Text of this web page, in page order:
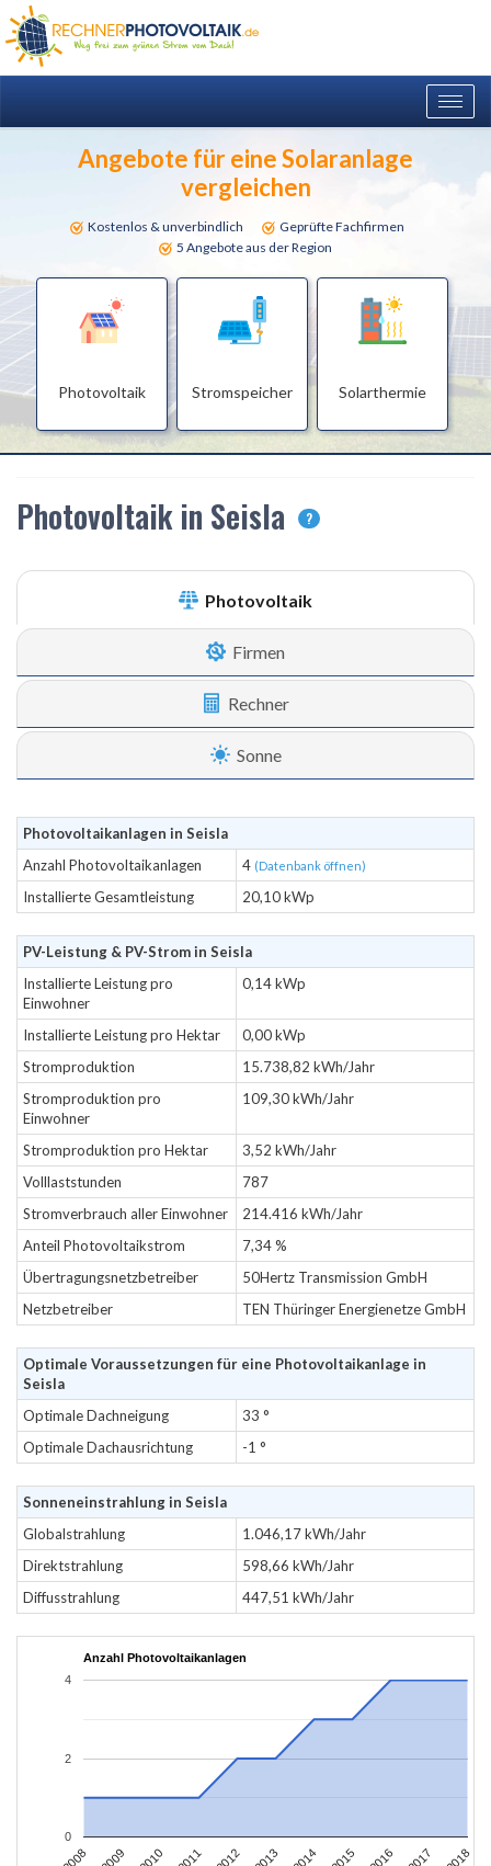
Angebote für eine Solaranlage
vergleichen
Kostenlos & unverbindlich
Geprüfte Fachfirmen
5 Angebote aus der Region
Photovoltaik Stromspeicher Solarthermie
Photovoltaik in Seisla ?
Photovoltaik
Firmen
Rechner
Sonne
Photovoltaikanlagen in Seisla
Anzahl Photovoltaikanlagen
4 (Datenbank öffnen)
Installierte Gesamtleistung 20,10 kWp
PV-Leistung & PV-Strom in Seisla
Installierte Leistung pro
Einwohner
0,14 kWp
Installierte Leistung pro Hektar
0,00 kWp
Stromproduktion
15.738,82 kWh/Jahr
Stromproduktion pro
Einwohner
109,30 kWh/Jahr
Stromproduktion pro Hektar
3,52 kWh/Jahr
Volllaststunden
787
Stromverbrauch aller Einwohner
214.416 kWh/Jahr
Anteil Photovoltaikstrom
7,34 %
Übertragungsnetzbetreiber
50Hertz Transmission GmbH
Netzbetreiber
TEN Thüringer Energienetze GmbH
Optimale Voraussetzungen für eine Photovoltaikanlage in
Seisla
Optimale Dachneigung
33 °
Optimale Dachausrichtung
-1 °
Sonneneinstrahlung in Seisla
Globalstrahlung
1.046,17 kWh/Jahr
Direktstrahlung
598,66 kWh/Jahr
Diffusstrahlung
447,51 kWh/Jahr
Anzahl Photovoltaikanlagen
2008 2009 2010 2011 2012 2013 2014 2015 2016 2017 2018
0
2
4